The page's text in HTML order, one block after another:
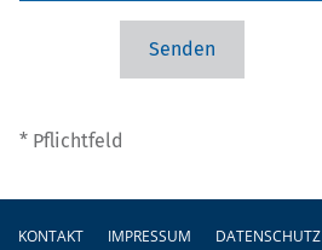
* Pflichtfeld
Fußzeile
KONTAKT IMPRESSUM DATENSCHUTZ